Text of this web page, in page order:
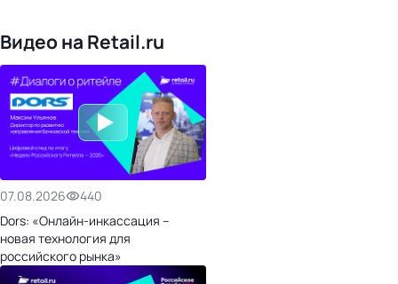
Видео на Retail.ru
07.08.2026
440
Dors: «Онлайн-инкассация –
новая технология для
российского рынка»